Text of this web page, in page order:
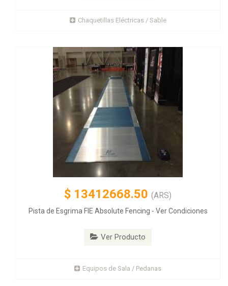
Chaquetillas Eléctricas / Sable
$ 13412668.50 (ARS)
Pista de Esgrima FIE Absolute Fencing - Ver Condiciones
Ver Producto
Equipos de Sala / Pedanas